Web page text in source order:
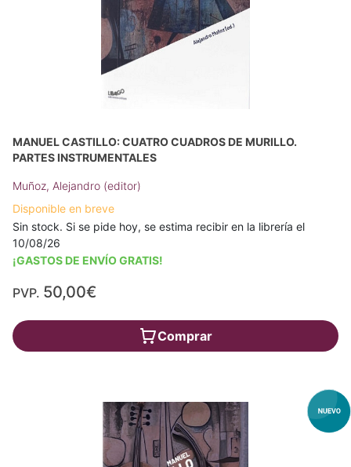
MANUEL CASTILLO: CUATRO CUADROS DE MURILLO.
PARTES INSTRUMENTALES
Muñoz, Alejandro (editor)
Disponible en breve
Sin stock. Si se pide hoy, se estima recibir en la librería el
10/08/26
¡GASTOS DE ENVÍO GRATIS!
PVP. 50,00€
Comprar